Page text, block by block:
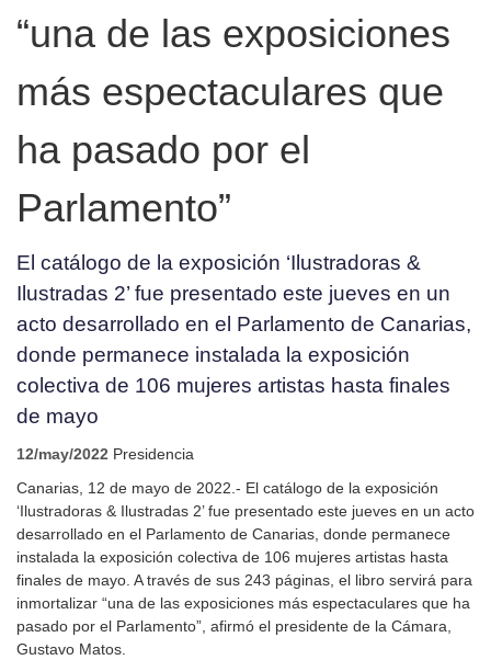
“una de las exposiciones
más espectaculares que
ha pasado por el
Parlamento”
El catálogo de la exposición ‘Ilustradoras &
Ilustradas 2’ fue presentado este jueves en un
acto desarrollado en el Parlamento de Canarias,
donde permanece instalada la exposición
colectiva de 106 mujeres artistas hasta finales
de mayo
12/may/2022 Presidencia
Canarias, 12 de mayo de 2022.- El catálogo de la exposición
‘Ilustradoras & Ilustradas 2’ fue presentado este jueves en un acto
desarrollado en el Parlamento de Canarias, donde permanece
instalada la exposición colectiva de 106 mujeres artistas hasta
finales de mayo. A través de sus 243 páginas, el libro servirá para
inmortalizar “una de las exposiciones más espectaculares que ha
pasado por el Parlamento”, afirmó el presidente de la Cámara,
Gustavo Matos.